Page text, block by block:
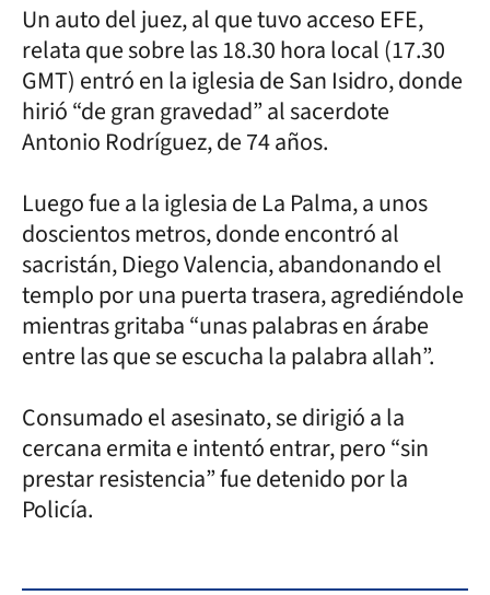
Un auto del juez, al que tuvo acceso EFE,
relata que sobre las 18.30 hora local (17.30
GMT) entró en la iglesia de San Isidro, donde
hirió “de gran gravedad” al sacerdote
Antonio Rodríguez, de 74 años.
Luego fue a la iglesia de La Palma, a unos
doscientos metros, donde encontró al
sacristán, Diego Valencia, abandonando el
templo por una puerta trasera, agrediéndole
mientras gritaba “unas palabras en árabe
entre las que se escucha la palabra allah”.
Consumado el asesinato, se dirigió a la
cercana ermita e intentó entrar, pero “sin
prestar resistencia” fue detenido por la
Policía.